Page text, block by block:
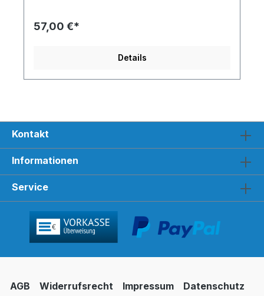
bekannt ist
57,00 €*
Details
Kontakt
Informationen
Service
AGB Widerrufsrecht Impressum Datenschutz